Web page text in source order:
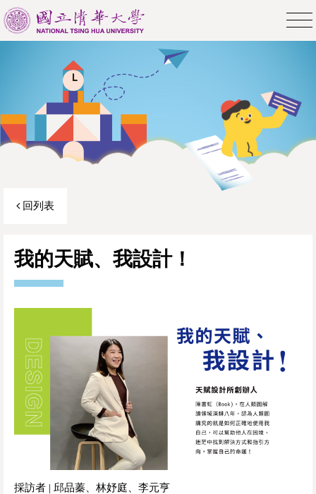
回列表
我的天賦、我設計！
採訪者 | 邱品蓁、林妤庭、李元亨